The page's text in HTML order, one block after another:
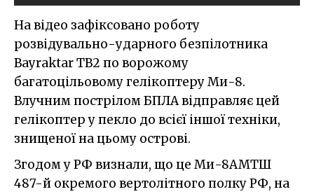
На відео зафіксовано роботу
розвідувально-ударного безпілотника
Bayraktar TB2 по ворожому
багатоцільовому гелікоптеру Ми-8.
Влучним пострілом БПЛА відправляє цей
гелікоптер у пекло до всієї іншої техніки,
знищеної на цьому острові.
Згодом у РФ визнали, що це Ми-8АМТШ
487-й окремого вертолітного полку РФ, на